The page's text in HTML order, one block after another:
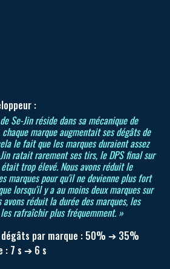
:
Se-Jin réside dans sa mécanique de
marque augmentait ses dégâts de
le fait que les marques duraient assez
ratait rarement ses tirs, le DPS final sur
trop élevé. Nous avons réduit le
marques pour qu'il ne devienne plus fort
lorsqu'il y a au moins deux marques sur
réduit la durée des marques, les
rafraîchir plus fréquemment. »
par marque : 50% ➔ 35%
: 7 s ➔ 6 s